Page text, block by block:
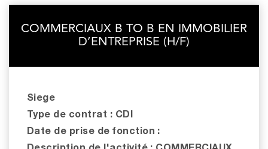
COMMERCIAUX B TO B EN IMMOBILIER
D’ENTREPRISE (H/F)
Siege
Type de contrat : CDI
Date de prise de fonction :